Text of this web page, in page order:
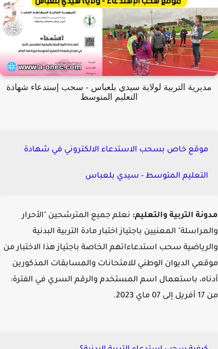
التربية لولاية سيدي بلعباس - سحب إستدعاء شهادة
التعليم المتوسط
موقع خاص بسحب الاستدعاء الالكتروني في شهادة
التعليم المتوسط - سيدي بلعباس
التربية والتعليم:نعلم جميع المترشحين "الأحرار
المعنيين باجتياز اختبار مادة التربية البدنية
سحب استدعاءاتهم الخاصة باجتياز هذا الاختبار من
الديوان الوطني للامتحانات والمسابقات المذكورين
باستعمال اسم المستخدم والرقم السري في الفترة:
2023.